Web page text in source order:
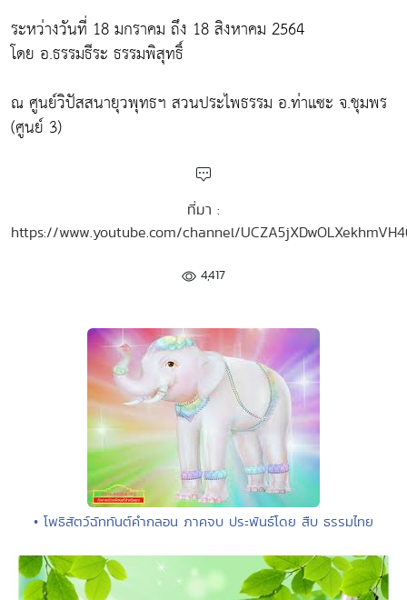
ระหว่างวันที่ 18 มกราคม ถึง 18 สิงหาคม 2564
โดย อ.ธรรมธีระ ธรรมพิสุทธิ์
ณ ศูนย์วิปัสสนายุวพุทธฯ สวนประไพธรรม อ.ท่าแซะ จ.ชุมพร
(ศูนย์ 3)
ที่มา :
https://www.youtube.com/channel/
4,417
• โพธิสัตว์ฉัททันต์คำกลอน ภาคจบ ประพันธ์โดย สืบ ธรรมไทย